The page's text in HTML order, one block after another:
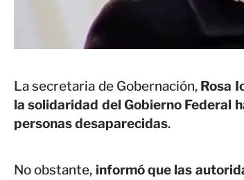
La secretaria de Gobernación, Rosa
la solidaridad del Gobierno Federal
personas desaparecidas.
No obstante, informó que las